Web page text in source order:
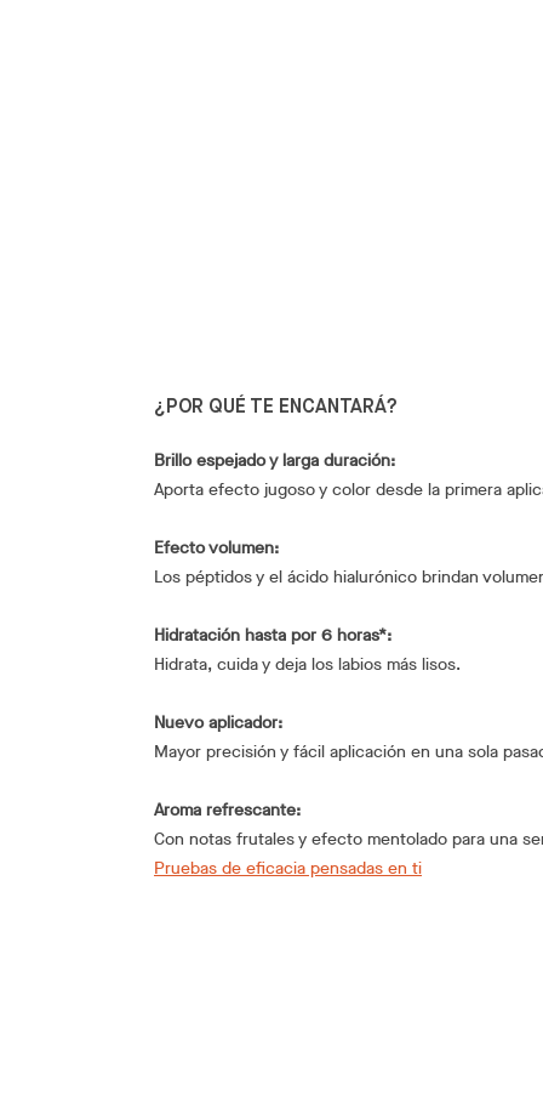
¿POR QUÉ TE ENCANTARÁ?
Brillo espejado y larga duración:
Aporta efecto jugoso y color desde la primera
Efecto volumen:
Los péptidos y el ácido hialurónico brindan
Hidratación hasta por 6 horas*:
Hidrata, cuida y deja los labios más lisos.
Nuevo aplicador:
Mayor precisión y fácil aplicación en una sola
Aroma refrescante:
Con notas frutales y efecto mentolado para una
Pruebas de eficacia pensadas en ti